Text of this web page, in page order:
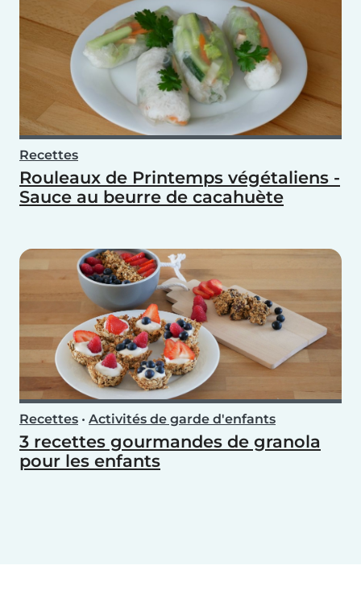
Recettes
Rouleaux de Printemps végétaliens -
Sauce au beurre de cacahuète
Recettes • Activités de garde d'enfants
3 recettes gourmandes de granola
pour les enfants